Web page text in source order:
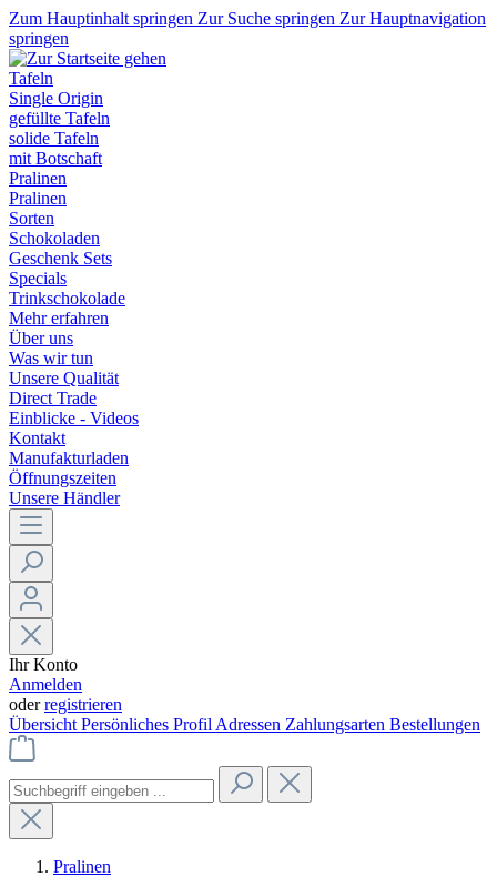
Zum Hauptinhalt springen Zur Suche springen Zur Hauptnavigation
springen
Tafeln
Single Origin
gefüllte Tafeln
solide Tafeln
mit Botschaft
Pralinen
Pralinen
Sorten
Schokoladen
Geschenk Sets
Specials
Trinkschokolade
Mehr erfahren
Über uns
Was wir tun
Unsere Qualität
Direct Trade
Einblicke - Videos
Kontakt
Manufakturladen
Öffnungszeiten
Unsere Händler
Ihr Konto
Anmelden
oderregistrieren
Übersicht Persönliches Profil Adressen Zahlungsarten Bestellungen
Pralinen